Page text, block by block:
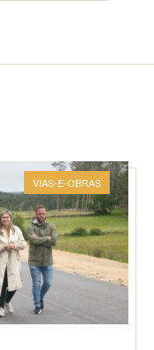
VIAS-E-OBRAS